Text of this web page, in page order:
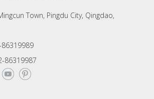
Town, Pingdu City, Qingdao,
86319987